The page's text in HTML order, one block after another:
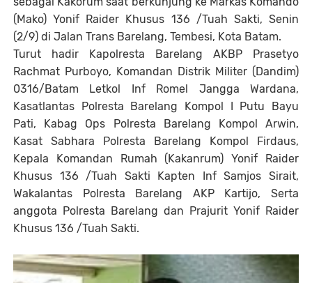
(Mako) Yonif Raider Khusus 136 /Tuah Sakti, Senin
(2/9) di Jalan Trans Barelang, Tembesi, Kota Batam.
Turut hadir Kapolresta Barelang AKBP Prasetyo
Rachmat Purboyo, Komandan Distrik Militer (Dandim)
0316/Batam Letkol Inf Romel Jangga Wardana,
Kasatlantas Polresta Barelang Kompol I Putu Bayu
Pati, Kabag Ops Polresta Barelang Kompol Arwin,
Kasat Sabhara Polresta Barelang Kompol Firdaus,
Kepala Komandan Rumah (Kakanrum) Yonif Raider
Khusus 136 /Tuah Sakti Kapten Inf Samjos Sirait,
Wakalantas Polresta Barelang AKP Kartijo, Serta
anggota Polresta Barelang dan Prajurit Yonif Raider
Khusus 136 /Tuah Sakti.